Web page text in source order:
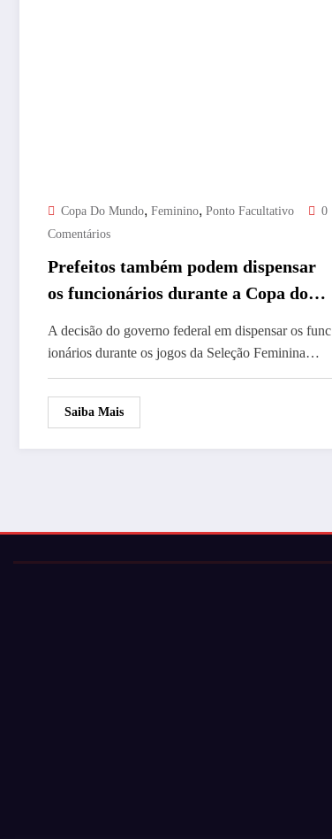
Copa Do Mundo, Feminino, Ponto Facultativo
0
Comentários
Prefeitos também podem dispensar
os funcionários durante a Copa do
A decisão do governo federal em dispensar os func
ionários durante os jogos da Seleção Feminina…
Saiba Mais